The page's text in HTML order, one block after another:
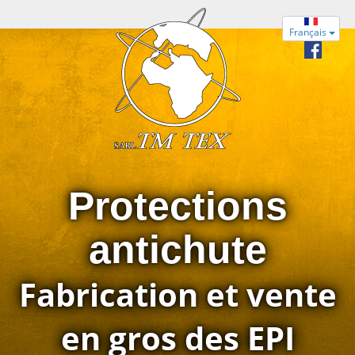
Protections
antichute
Fabrication et vente
en gros des EPI
Français